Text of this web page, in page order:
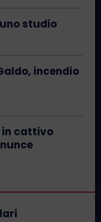
studio
incendio
in cattivo